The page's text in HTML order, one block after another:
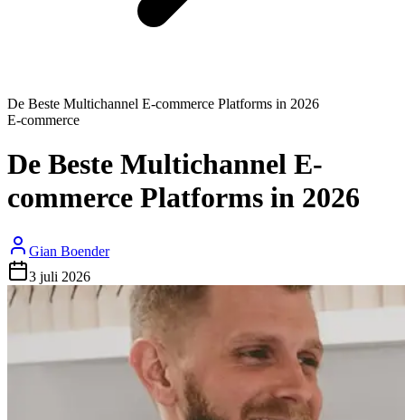
De Beste Multichannel E-commerce Platforms in 2026
E-commerce
De Beste Multichannel E-
commerce Platforms in 2026
Gian Boender
3 juli 2026